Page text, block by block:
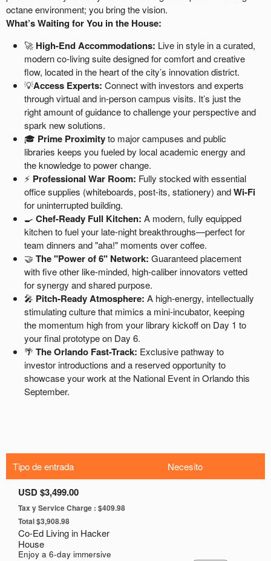
Tipo de entrada Necesito
USD $3,499.00
Tax y Service Charge : $409.98
Total $3,908.98
Co-Ed Living in Hacker
House
Enjoy a 6-day immersive